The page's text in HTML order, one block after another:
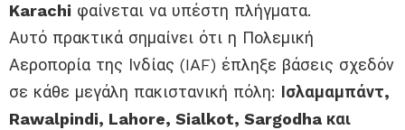
Karachi φαίνεται να υπέστη πλήγματα.
Αυτό πρακτικά σημαίνει ότι η Πολεμική
Αεροπορία της Ινδίας (IAF) έπληξε βάσεις σχεδόν
σε κάθε μεγάλη πακιστανική πόλη: Ισλαμαμπάντ,
Rawalpindi, Lahore, Sialkot, Sargodha και